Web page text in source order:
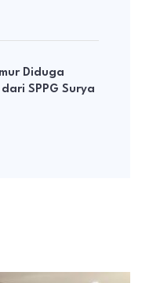
Diduga
SPPG Surya